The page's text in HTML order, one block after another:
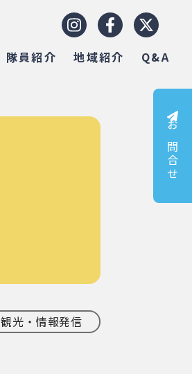
隊員紹介 地域紹介 Q&A
お問合せ
観光・情報発信